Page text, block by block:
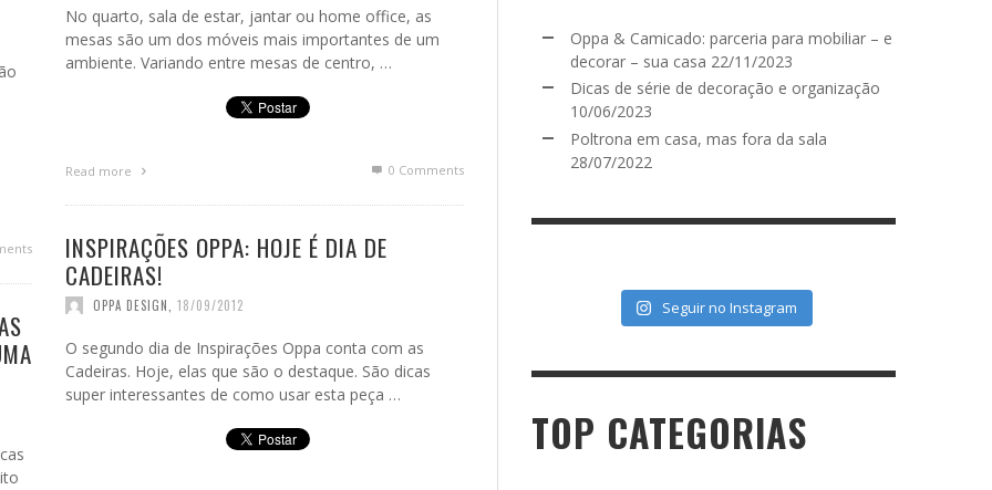
No quarto, sala de estar, jantar ou home office, as
mesas são um dos móveis mais importantes de um
ambiente. Variando entre mesas de centro, …
Read more 0 Comments
INSPIRAÇÕES OPPA: HOJE É DIA DE
CADEIRAS!
OPPA DESIGN 18/09/2012
O segundo dia de Inspirações Oppa conta com as
Cadeiras. Hoje, elas que são o destaque. São dicas
super interessantes de como usar esta peça …
Oppa & Camicado: parceria para mobiliar – e
decorar – sua casa 22/11/2023
Dicas de série de decoração e organização
10/06/2023
Poltrona em casa, mas fora da sala
28/07/2022
Seguir no Instagram
TOP CATEGORIAS